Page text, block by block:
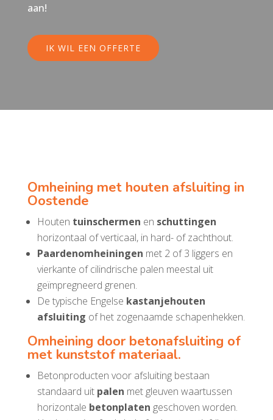
aan!
IK WIL EEN OFFERTE
Omheining met houten afsluiting in
Oostende
Houten tuinschermen en schuttingen
horizontaal of verticaal, in hard- of zachthout.
Paardenomheiningen met 2 of 3 liggers en
vierkante of cilindrische palen meestal uit
geïmpregneerd grenen.
De typische Engelse kastanjehouten
afsluiting of het zogenaamde schapenhekken.
Omheining door betonafsluiting of
met kunststof materiaal.
Betonproducten voor afsluiting bestaan
standaard uit palen met gleuven waartussen
horizontale betonplaten geschoven worden.